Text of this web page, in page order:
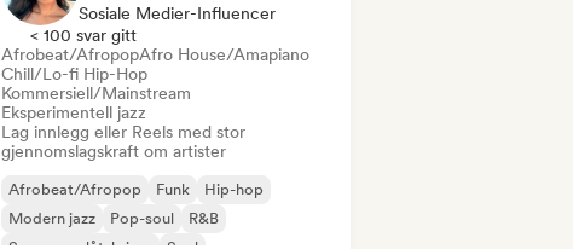
Sosiale Medier-Influencer
< 100 svar gitt
Afrobeat/AfropopAfro House/Amapiano
Chill/Lo-fi Hip-Hop
Kommersiell/Mainstream
Eksperimentell jazz
Lag innlegg eller Reels med stor
gjennomslagskraft om artister
Afrobeat/Afropop Funk
Hip-hop
Modern jazz
Pop-soul
R&B